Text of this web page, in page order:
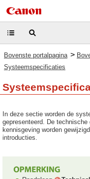
Bovenste portalpagina >
Systeemspecificaties
In deze sectie worden de
gepresenteerd. De
kennisgeving worden
introducties.